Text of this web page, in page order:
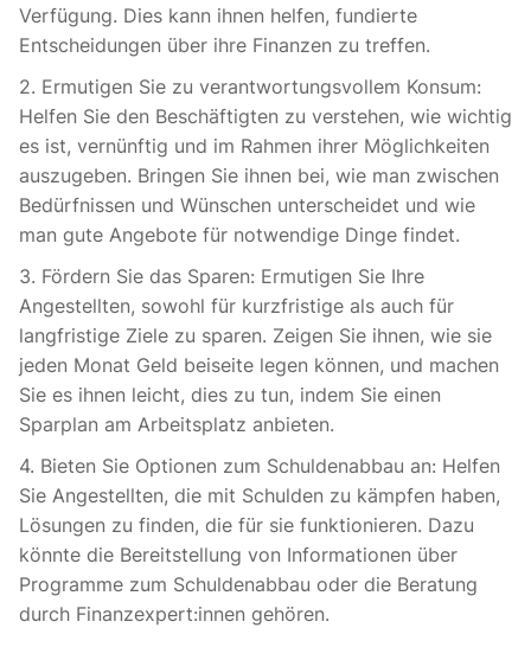
Verfügung. Dies kann ihnen helfen, fundierte
Entscheidungen über ihre Finanzen zu treffen.
2. Ermutigen Sie zu verantwortungsvollem Konsum:
Helfen Sie den Beschäftigten zu verstehen, wie wichtig
es ist, vernünftig und im Rahmen ihrer Möglichkeiten
auszugeben. Bringen Sie ihnen bei, wie man zwischen
Bedürfnissen und Wünschen unterscheidet und wie
man gute Angebote für notwendige Dinge findet.
3. Fördern Sie das Sparen: Ermutigen Sie Ihre
Angestellten, sowohl für kurzfristige als auch für
langfristige Ziele zu sparen. Zeigen Sie ihnen, wie sie
jeden Monat Geld beiseite legen können, und machen
Sie es ihnen leicht, dies zu tun, indem Sie einen
Sparplan am Arbeitsplatz anbieten.
4. Bieten Sie Optionen zum Schuldenabbau an: Helfen
Sie Angestellten, die mit Schulden zu kämpfen haben,
Lösungen zu finden, die für sie funktionieren. Dazu
könnte die Bereitstellung von Informationen über
Programme zum Schuldenabbau oder die Beratung
durch Finanzexpert:innen gehören.